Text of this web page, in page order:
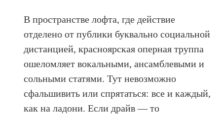
В пространстве лофта, где действие
отделено от публики буквально социальной
дистанцией, красноярская оперная труппа
ошеломляет вокальными, ансамблевыми и
сольными статями. Тут невозможно
сфальшивить или спрятаться: все и каждый,
как на ладони. Если драйв — то